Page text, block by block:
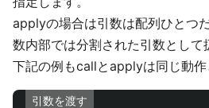
applyの場合は引数は配列ひとつ
数内部では分割された引数として
下記の例もcallとapplyは同じ動作
引数を渡す